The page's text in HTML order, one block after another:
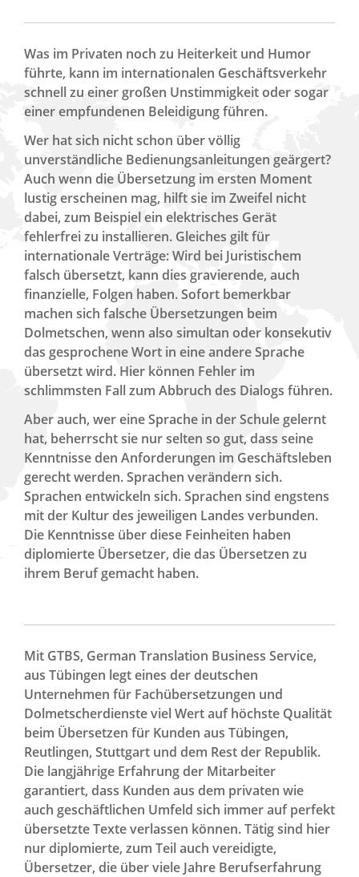
Was im Privaten noch zu Heiterkeit und Humor
führte, kann im internationalen Geschäftsverkehr
schnell zu einer großen Unstimmigkeit oder sogar
einer empfundenen Beleidigung führen.
Wer hat sich nicht schon über völlig
unverständliche Bedienungsanleitungen geärgert?
Auch wenn die Übersetzung im ersten Moment
lustig erscheinen mag, hilft sie im Zweifel nicht
dabei, zum Beispiel ein elektrisches Gerät
fehlerfrei zu installieren. Gleiches gilt für
internationale Verträge: Wird bei Juristischem
falsch übersetzt, kann dies gravierende, auch
finanzielle, Folgen haben. Sofort bemerkbar
machen sich falsche Übersetzungen beim
Dolmetschen, wenn also simultan oder konsekutiv
das gesprochene Wort in eine andere Sprache
übersetzt wird. Hier können Fehler im
schlimmsten Fall zum Abbruch des Dialogs führen.
Aber auch, wer eine Sprache in der Schule gelernt
hat, beherrscht sie nur selten so gut, dass seine
Kenntnisse den Anforderungen im Geschäftsleben
gerecht werden. Sprachen verändern sich.
Sprachen entwickeln sich. Sprachen sind engstens
mit der Kultur des jeweiligen Landes verbunden.
Die Kenntnisse über diese Feinheiten haben
diplomierte Übersetzer, die das Übersetzen zu
ihrem Beruf gemacht haben.
Mit GTBS, German Translation Business Service,
aus Tübingen legt eines der deutschen
Unternehmen für Fachübersetzungen und
Dolmetscherdienste viel Wert auf höchste Qualität
beim Übersetzen für Kunden aus Tübingen,
Reutlingen, Stuttgart und dem Rest der Republik.
Die langjährige Erfahrung der Mitarbeiter
garantiert, dass Kunden aus dem privaten wie
auch geschäftlichen Umfeld sich immer auf perfekt
übersetzte Texte verlassen können. Tätig sind hier
nur diplomierte, zum Teil auch vereidigte,
Übersetzer, die über viele Jahre Berufserfahrung